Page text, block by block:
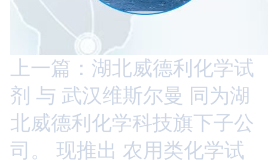
上一篇：湖北威德利化学试
剂 与 武汉维斯尔曼 同为湖
北威德利化学科技旗下子公
司。 现推出 农用类化学试